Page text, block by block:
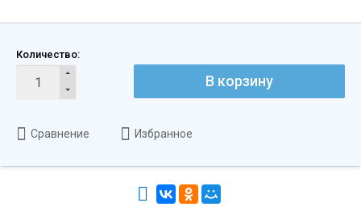
Количество:
В корзину
Сравнение Избранное